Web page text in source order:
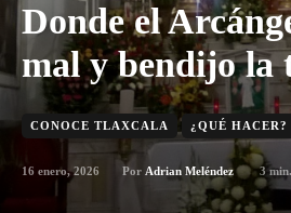
Donde el
mal y bendijo la
CONOCE TLAXCALA ¿QUÉ HACER?
16 enero, 2026 Por Adrian Meléndez 3